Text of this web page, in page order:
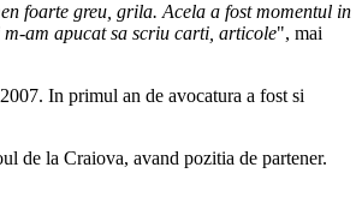
foarte greu, grila. Acela a fost momentul in
am apucat sa scriu carti, articole", mai
In primul an de avocatura a fost si
de la Craiova, avand pozitia de partener.